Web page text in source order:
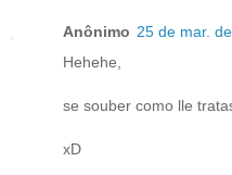
Anônimo 25 de mar.
Hehehe,
se souber como lle
xD